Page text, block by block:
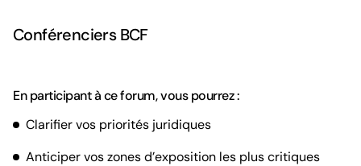
Conférenciers BCF
En participant à ce forum,vous pourrez:
Clarifier vos priorités juridiques
Anticiper vos zones d’exposition les plus critiques